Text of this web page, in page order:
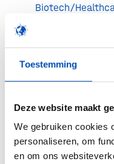
Toestemming
Deze website maakt
We gebruiken cookies
personaliseren, om
en om ons
Biotech/
Gideon
Johnson &
More